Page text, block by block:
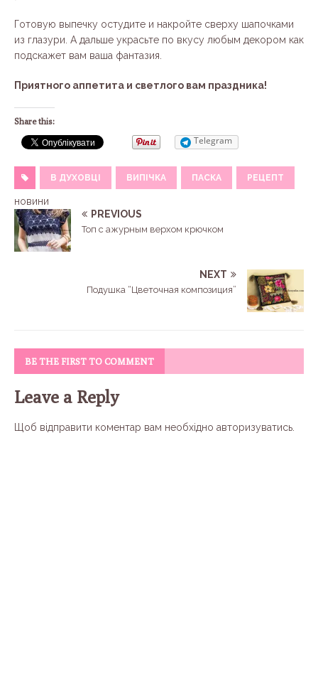
Готовую выпечку остудите и накройте сверху шапочками
из глазури. А дальше украсьте по вкусу любым декором как
подскажет вам ваша фантазия.
Приятного аппетита и светлого вам праздника!
Share this:
Telegram
В ДУХОВЦІ ВИПІЧКА ПАСКА РЕЦЕПТ
новини
PREVIOUS
Топ с ажурным верхом крючком
NEXT
Подушка “Цветочная композиция”
BE THE FIRST TO COMMENT
Leave a Reply
Щоб відправити коментар вам необхідно авторизуватись.